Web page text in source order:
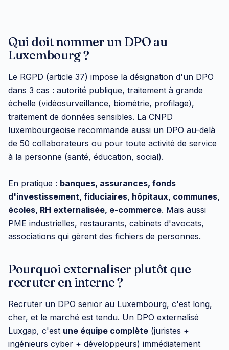
Qui doit nommer un DPO au
Luxembourg ?
Le RGPD (article 37) impose la désignation d'un DPO
dans 3 cas : autorité publique, traitement à grande
échelle (vidéosurveillance, biométrie, profilage),
traitement de données sensibles. La CNPD
luxembourgeoise recommande aussi un DPO au-delà
de 50 collaborateurs ou pour toute activité de service
à la personne (santé, éducation, social).
En pratique : banques, assurances, fonds
d'investissement, fiduciaires, hôpitaux, communes,
écoles, RH externalisée, e-commerce. Mais aussi
PME industrielles, restaurants, cabinets d'avocats,
associations qui gèrent des fichiers de personnes.
Pourquoi externaliser plutôt que
recruter en interne ?
Recruter un DPO senior au Luxembourg, c'est long,
cher, et le marché est tendu. Un DPO externalisé
Luxgap, c'est une équipe complète (juristes +
ingénieurs cyber + développeurs) immédiatement